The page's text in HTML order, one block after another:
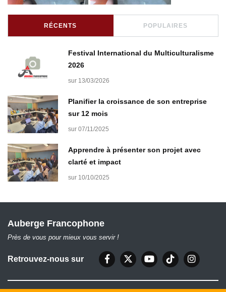
RÉCENTS POPULAIRES
Festival International du Multiculturalisme
2026
sur 13/03/2026
Planifier la croissance de son entreprise
sur 12 mois
sur 07/11/2025
Apprendre à présenter son projet avec
clarté et impact
sur 10/10/2025
Auberge Francophone
Près de vous pour mieux vous servir !
Retrouvez-nous sur